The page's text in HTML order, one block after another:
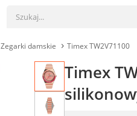
Zegarki damskie Timex TW2V71100
Timex